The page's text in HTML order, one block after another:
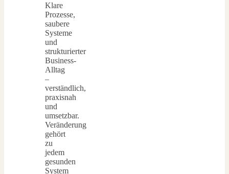
Klare
Prozesse,
saubere
Systeme
und
strukturierter
Business-
Alltag
–
verständlich,
praxisnah
und
umsetzbar.
Veränderung
gehört
zu
jedem
gesunden
System